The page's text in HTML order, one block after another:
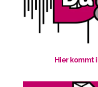
Hier kommt